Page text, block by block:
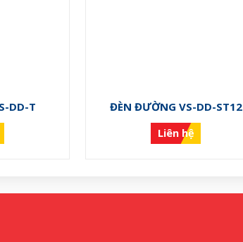
DD-T ĐÈN ĐƯỜNG VS-DD-ST12
Liên hệ